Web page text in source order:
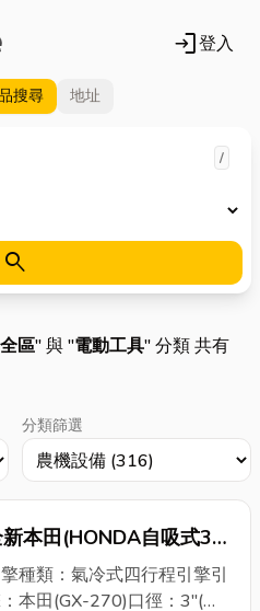
login登入
搜尋 地址
/
search
全區" 與 "電動工具" 分類 共有
分類篩選
本田(HONDA自吸式3
專利強力污水抽水機及
機型錄**HONDA台南
種類：氣冷式四行程引擎引
本田(GX-270)口徑：3"(英